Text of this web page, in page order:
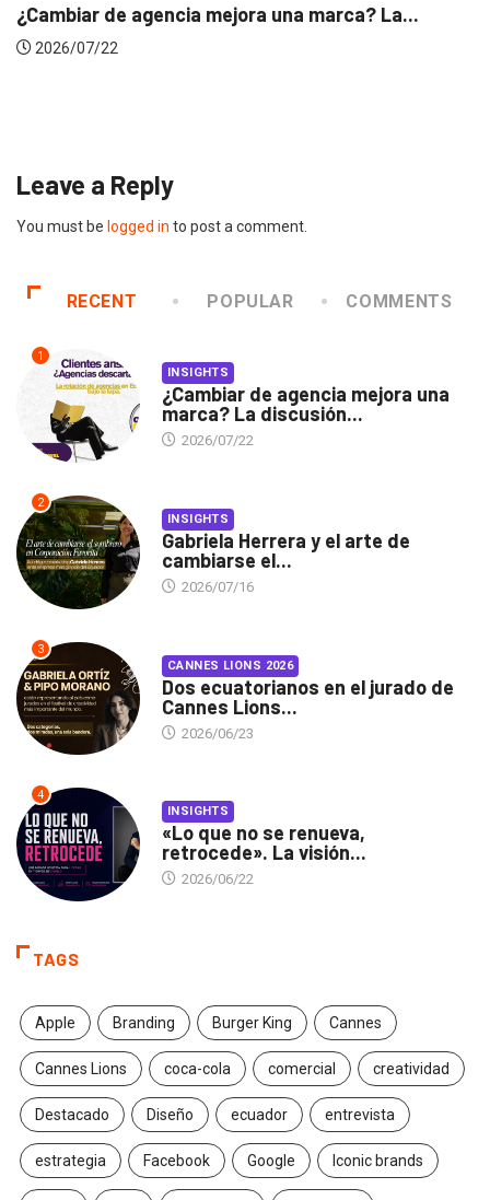
INSIGHTS
Leave a Reply
You must be logged in to post a comment.
RECENT POPULAR COMMENTS
1
INSIGHTS
¿Cambiar de agencia mejora una
marca? La discusión...
2026/07/22
2
INSIGHTS
Gabriela Herrera y el arte de
cambiarse el...
2026/07/16
3
CANNES LIONS 2026
Dos ecuatorianos en el jurado de
Cannes Lions...
2026/06/23
4
INSIGHTS
«Lo que no se renueva,
retrocede». La visión...
2026/06/22
TAGS
Apple Branding Burger King Cannes
Cannes Lions coca-cola comercial creatividad
Destacado Diseño ecuador entrevista
estrategia Facebook Google Iconic brands